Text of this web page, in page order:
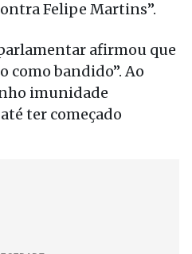
Felipe Martins”.
afirmou que
como bandido”. Ao
imunidade
ter começado